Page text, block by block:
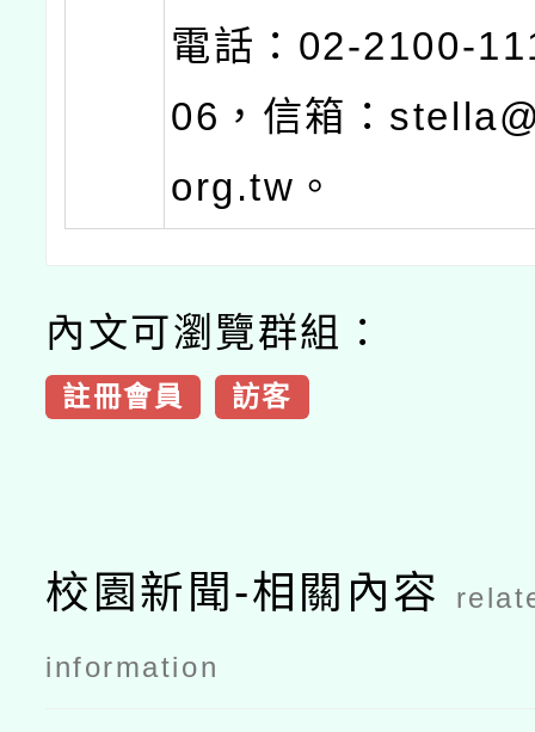
電話：02-2100-
06，信箱：
org.tw。
內文可瀏覽群組：
註冊會員 訪客
校園新聞-相關內容
information